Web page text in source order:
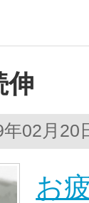
伸
02月20
お